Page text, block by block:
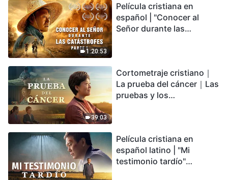
podemos sobrevivir?
1:20:53
Película cristiana en
español | "Conocer al
Señor durante las
encontrarás refugio?
39:03
Cortometraje cristiano｜
La prueba del cáncer｜Las
pruebas y los
Película cristiana en
español latino | "Mi
testimonio tardío"